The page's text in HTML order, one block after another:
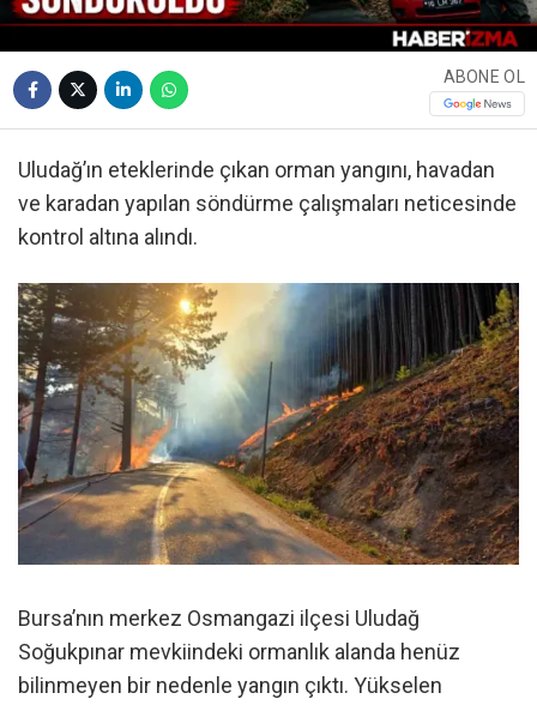
ABONE OL
Uludağ’ın eteklerinde çıkan orman yangını, havadan
ve karadan yapılan söndürme çalışmaları neticesinde
kontrol altına alındı.
Bursa’nın merkez Osmangazi ilçesi Uludağ
Soğukpınar mevkiindeki ormanlık alanda henüz
bilinmeyen bir nedenle yangın çıktı. Yükselen